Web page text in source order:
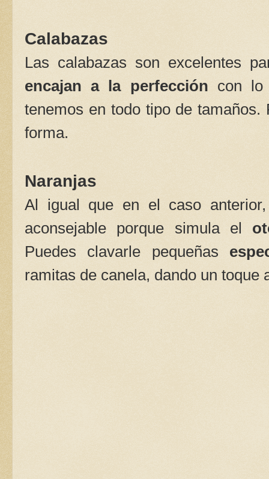
Calabazas
Las calabazas son excelentes
encajan a la perfección con lo
tenemos en todo tipo de
forma.
Naranjas
Al igual que en el caso
aconsejable porque simula el
Puedes clavarle pequeñas
ramitas de canela, dando un toque